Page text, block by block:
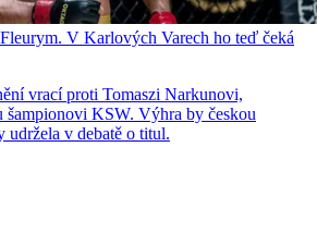
V Karlových Varech ho teď čeká
vrací proti Tomaszi Narkunovi,
šampionovi KSW. Výhra by českou
udržela v debatě o titul.